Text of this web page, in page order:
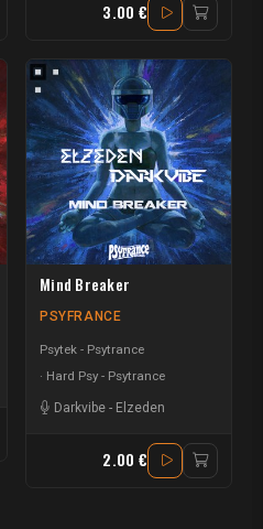
3.00 €
Mind Breaker
PSYFRANCE
Psytek - Psytrance
Hard Psy - Psytrance
Darkvibe - Elzeden
2.00 €